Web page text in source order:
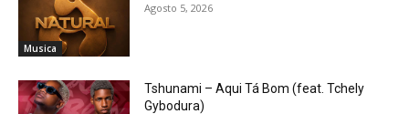
Musica
Agosto 5, 2026
Tshunami – Aqui Tá Bom (feat. Tchely
Gybodura)